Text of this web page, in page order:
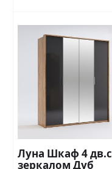
Луна Шкаф 4 дв.с
зеркалом Дуб